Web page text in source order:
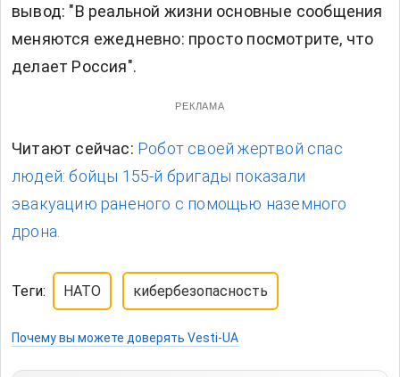
вывод: "В реальной жизни основные сообщения
меняются ежедневно: просто посмотрите, что
делает Россия".
РЕКЛАМА
Читают сейчас: Робот своей жертвой спас
людей: бойцы 155-й бригады показали
эвакуацию раненого с помощью наземного
дрона.
Теги: НАТО кибербезопасность
Почему вы можете доверять Vesti-UA